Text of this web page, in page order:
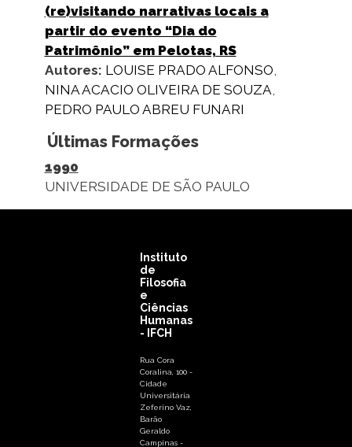
(re)visitando narrativas locais a
partir do evento “Dia do
Patrimônio” em Pelotas, RS
Autores: LOUISE PRADO ALFONSO
NINA ACACIO OLIVEIRA DE SOUZA
PEDRO PAULO ABREU FUNARI
Últimas Formações
1990
UNIVERSIDADE DE SÃO PAULO
Instituto
de
Filosofia
e
Ciências
Humanas
- IFCH
Rua Cora
Coralina, 100 -
Cidade
Universitária
Zeferino Vaz,
Barão
Geraldo
Campinas -